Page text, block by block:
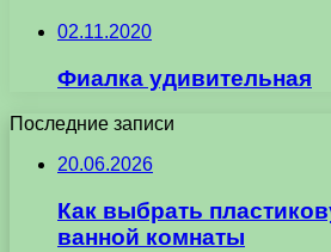
02.11.2020
Фиалка удивительная
Последние записи
20.06.2026
Как выбрать
ванной комнаты